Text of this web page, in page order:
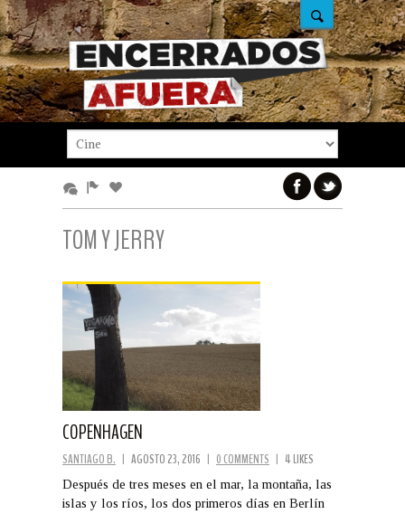
TOM Y JERRY
COPENHAGEN
SANTIAGO B. | AGOSTO 23, 2016 | 0 COMMENTS | 4 LIKES
Después de tres meses en el mar, la montaña, las
islas y los ríos, los dos primeros días en Berlín